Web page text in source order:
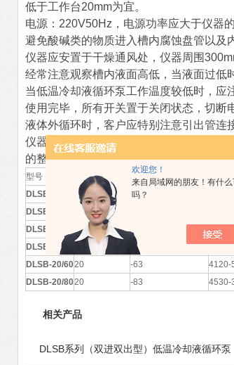
欢迎您！
来自局域网的朋友！有什
吗？
低于工作台20mm为宜。
电源：220V50Hz，电源功率应大于仪器
避免酸碱类的物质进入槽内腐蚀盘管以及
仪器应安置于干燥通风处，仪器周围
经常注意观察槽内液面高低，当液面过低
当低温冷却液循环泵工作温度较低时，应
使用完毕，所有开关置于关闭状态，切断
液体外循环时，客户应特别注意引出管连
仪器应做好经常性清洁工作，长久不用，
的整洁。
型号 储液容积（L） 空载zui低温度（℃） 制冷
DLSB-20/10
20 -10
DLSB-20/20
20
DLSB-20/30
20 -32 3237-
DLSB-20/40
-40 3635-
DLSB-20/6020 -63 4120-
DLSB-20/8020 -83 4530-
相关产品
DLSB系列（双进双出型）低温冷却液循环泵